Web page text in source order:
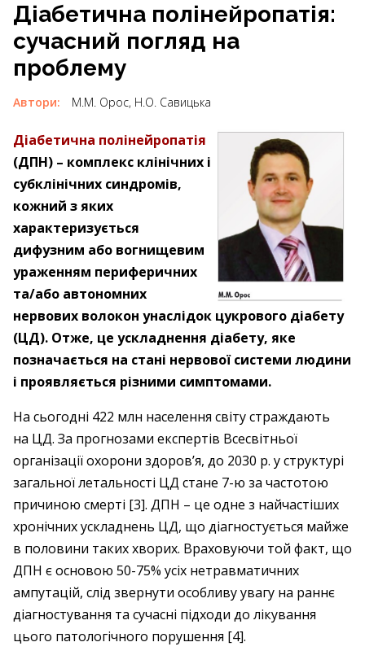
Діабетична полінейропатія:
сучасний погляд на
проблему
Автори: М.М. Орос, Н.О. Савицька
Діабетична полінейропатія
(ДПН) – комплекс клінічних і
субклінічних синдромів,
кожний з яких
характеризується
дифузним або вогнищевим
ураженням периферичних
та/або автономних
нервових волокон унаслідок цукрового діабету
(ЦД). Отже, це ускладнення діабету, яке
позначається на стані нервової системи людини
і проявляється різними симптомами.
На сьогодні 422 млн населення світу страждають
на ЦД. За прогнозами експертів Всесвітньої
організації охорони здоров’я, до 2030 р. у структурі
загальної летальності ЦД стане 7-ю за частотою
причиною смерті [3]. ДПН – це одне з найчастіших
хронічних ускладнень ЦД, що діагностується майже
в половини таких хворих. Враховуючи той факт, що
ДПН є основою 50-75% усіх нетравматичних
ампутацій, слід звернути особ­ливу увагу на раннє
діагностування та сучасні підходи до лікування
цього патологічного порушення [4].